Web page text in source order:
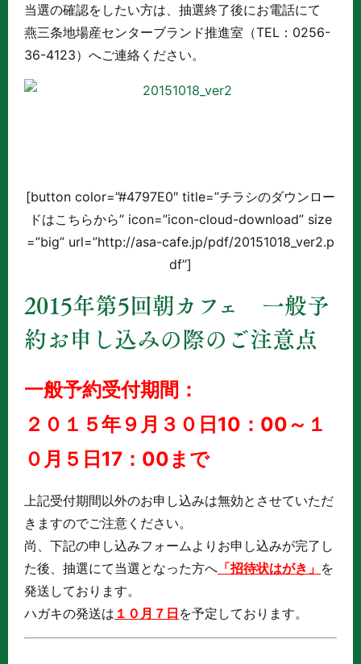
当選の確認をしたい方は、抽選終了後にお電話にて
燕三条地場産センターブランド推進室（TEL：0256-
36-4123）へご連絡ください。
[button color=”#4797E0″ title=”チラシのダウンロー
ドはこちらから” icon=”icon-cloud-download” size
=”big” url=”http://asa-cafe.jp/pdf/20151018_ver2.p
df”]
2015年第5回朝カフェ 一般予
約お申し込みの際のご注意点
一般予約受付期間：
２０１５年９月３０日10：00～１
０月５日17：00まで
上記受付期間以外のお申し込みは無効とさせていただ
きますのでご注意ください。
尚、下記の申し込みフォームよりお申し込みが完了し
た後、抽選にて当選となった方へ 「招待状はがき」 を
発送しております。
ハガキの発送は １０月７日 を予定しております。